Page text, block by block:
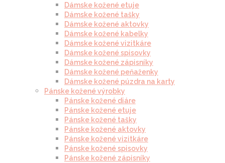
Dámske kožené etuje
Dámske kožené tašky
Dámske kožené aktovky
Dámske kožené kabelky
Dámske kožené vizitkáre
Dámske kožené spisovky
Dámske kožené zápisníky
Dámske kožené peňaženky
Dámske kožené púzdra na karty
Pánske kožené výrobky
Pánske kožené diáre
Pánske kožené etuje
Pánske kožené tašky
Pánske kožené aktovky
Pánske kožené vizitkáre
Pánske kožené spisovky
Pánske kožené zápisníky